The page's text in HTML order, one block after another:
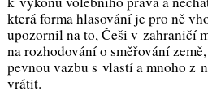
která forma hlasování je pro ně
upozornil na to, Češi v zahraničí
na rozhodování o směřování
pevnou vazbu s vlastí a mnoho z
vrátit.